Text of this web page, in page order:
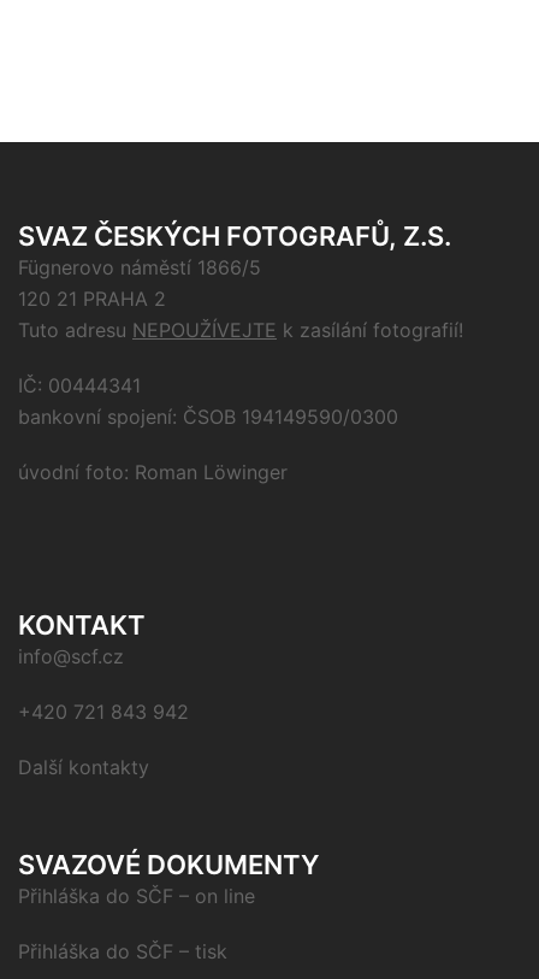
SVAZ ČESKÝCH FOTOGRAFŮ, Z.S.
Fügnerovo náměstí 1866/5
120 21 PRAHA 2
Tuto adresu NEPOUŽÍVEJTE k zasílání fotografií!
IČ: 00444341
bankovní spojení: ČSOB 194149590/0300
úvodní foto: Roman Löwinger
KONTAKT
info@scf.cz
+420 721 843 942
Další kontakty
SVAZOVÉ DOKUMENTY
Přihláška do SČF – on line
Přihláška do SČF – tisk